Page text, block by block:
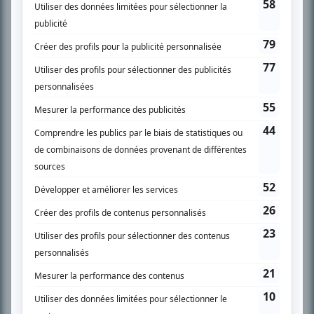
l’actualité télévisuelle au 98,5.
En savoir plus »
PLAN DU SITE
Accueil
Liste des oeuvres
Recherche avancée
À propos